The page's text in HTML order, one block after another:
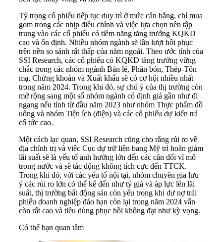
Tỷ trọng cổ phiếu tiếp tục duy trì ở mức cân bằng, chỉ mua
gom trong các nhịp điều chỉnh và việc lựa chọn nên tập
trung vào các cổ phiếu có tiềm năng tăng trưởng KQKD
cao và ổn định. Nhiều nhóm ngành sẽ lần lượt hồi phục
trên nền so sánh rất thấp của năm ngoái. Theo ước tính của
SSI Research, các cổ phiếu có KQKD tăng trưởng vững
chắc trong các nhóm ngành Bán lẻ, Phân bón, Thép-Tôn
mạ, Chứng khoán và Xuất khẩu sẽ có cơ hội nhiều nhất
trong năm 2024. Trong khi đó, sự chú ý của thị trường còn
mở rộng sang một số nhóm ngành có định giá gần như đi
ngang nếu tính từ đầu năm 2023 như nhóm Thực phẩm đồ
uống và nhóm Tiện ích (điện) và các cổ phiếu dự kiến trả
cổ tức cao.
Một cách lạc quan, SSI Research cũng cho rằng rủi ro về
địa chính trị và viêc Cục dự trữ liên bang Mỹ trì hoãn giảm
lãi suất sẽ là yếu tố ảnh hưởng lớn đến các cân đối vĩ mô
trong nước và sẽ tác động không tích cực đến TTCK.
Trong khi đó, với các yếu tố nội tại, nhóm chuyên gia lưu
ý các rủi ro lớn có thể kể đến như tỷ giá và áp lực lên lãi
suất, thị trường bất động sản còn yếu trong khi dư nợ trái
phiếu doanh nghiệp đáo hạn còn lại trong năm 2024 vẫn
còn rất cao và tiêu dùng phục hồi không đạt như kỳ vọng.
Có thể bạn quan tâm